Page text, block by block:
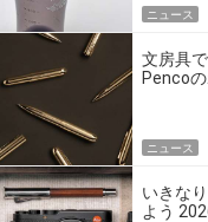
ニュース
文房具
Penco
ニュース
いきな
よう